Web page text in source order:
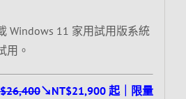
Windows 11 家用試用版系統
用。
↘NT$21,900 起｜限量